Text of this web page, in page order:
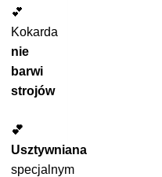
💕
Kokarda
nie
barwi
strojów
💕
Usztywniana
specjalnym